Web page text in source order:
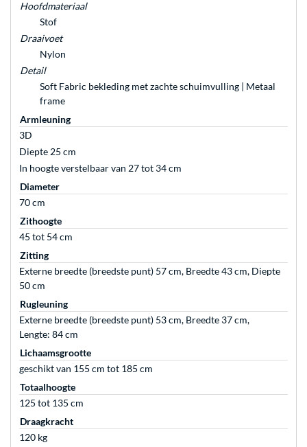
Hoofdmateriaal
Stof
Draaivoet
Nylon
Detail
Soft Fabric bekleding met zachte schuimvulling | Metaal
frame
Armleuning
3D
Diepte 25 cm
In hoogte verstelbaar van 27 tot 34 cm
Diameter
70 cm
Zithoogte
45 tot 54 cm
Zitting
Externe breedte (breedste punt) 57 cm, Breedte 43 cm, Diepte
50 cm
Rugleuning
Externe breedte (breedste punt) 53 cm, Breedte 37 cm,
Lengte: 84 cm
Lichaamsgrootte
geschikt van 155 cm tot 185 cm
Totaalhoogte
125 tot 135 cm
Draagkracht
120 kg